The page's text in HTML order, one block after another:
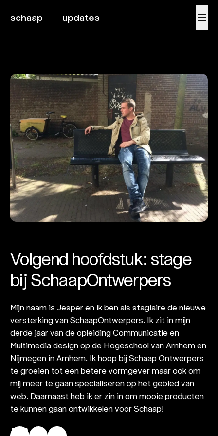
schaap updates
Volgend hoofdstuk: stage
bij SchaapOntwerpers
Mijn naam is Jesper en ik ben als stagiaire de nieuwe
versterking van SchaapOntwerpers. Ik zit in mijn
derde jaar van de opleiding Communicatie en
Multimedia design op de Hogeschool van Arnhem en
Nijmegen in Arnhem. Ik hoop bij Schaap Ontwerpers
te groeien tot een betere vormgever maar ook om
mij meer te gaan specialiseren op het gebied van
web. Daarnaast heb ik er zin in om mooie producten
te kunnen gaan ontwikkelen voor Schaap!